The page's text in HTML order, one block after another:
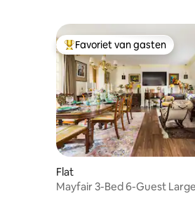
Topfavoriet van gasten
Favoriet van gasten
Flat
Mayfair 3-Bed 6-Guest